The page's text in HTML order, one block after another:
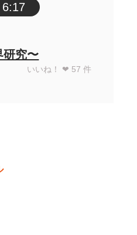
6:17
研究〜
いいね！ ❤︎ 57 件